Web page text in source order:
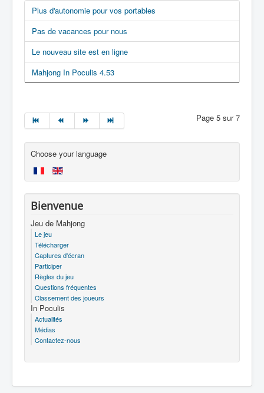
Plus d'autonomie pour vos portables
Pas de vacances pour nous
Le nouveau site est en ligne
Mahjong In Poculis 4.53
Page 5 sur 7
Choose your language
Bienvenue
Jeu de Mahjong
Le jeu
Télécharger
Captures d'écran
Participer
Règles du jeu
Questions fréquentes
Classement des joueurs
In Poculis
Actualités
Médias
Contactez-nous